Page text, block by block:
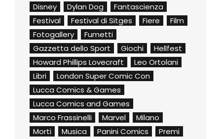
Disney
Dylan Dog
Fantascienza
Festival
Festival di Sitges Fiere
Film
Fotogallery
Fumetti
Gazzetta dello Sport
Giochi
Hellfest
Howard Phillips Lovecraft
Leo Ortolani
Libri
London Super Comic Con
Lucca Comics & Games
Lucca Comics and Games
Marco Frassinelli
Marvel
Milano
Morti
Musica Panini Comics
Premi